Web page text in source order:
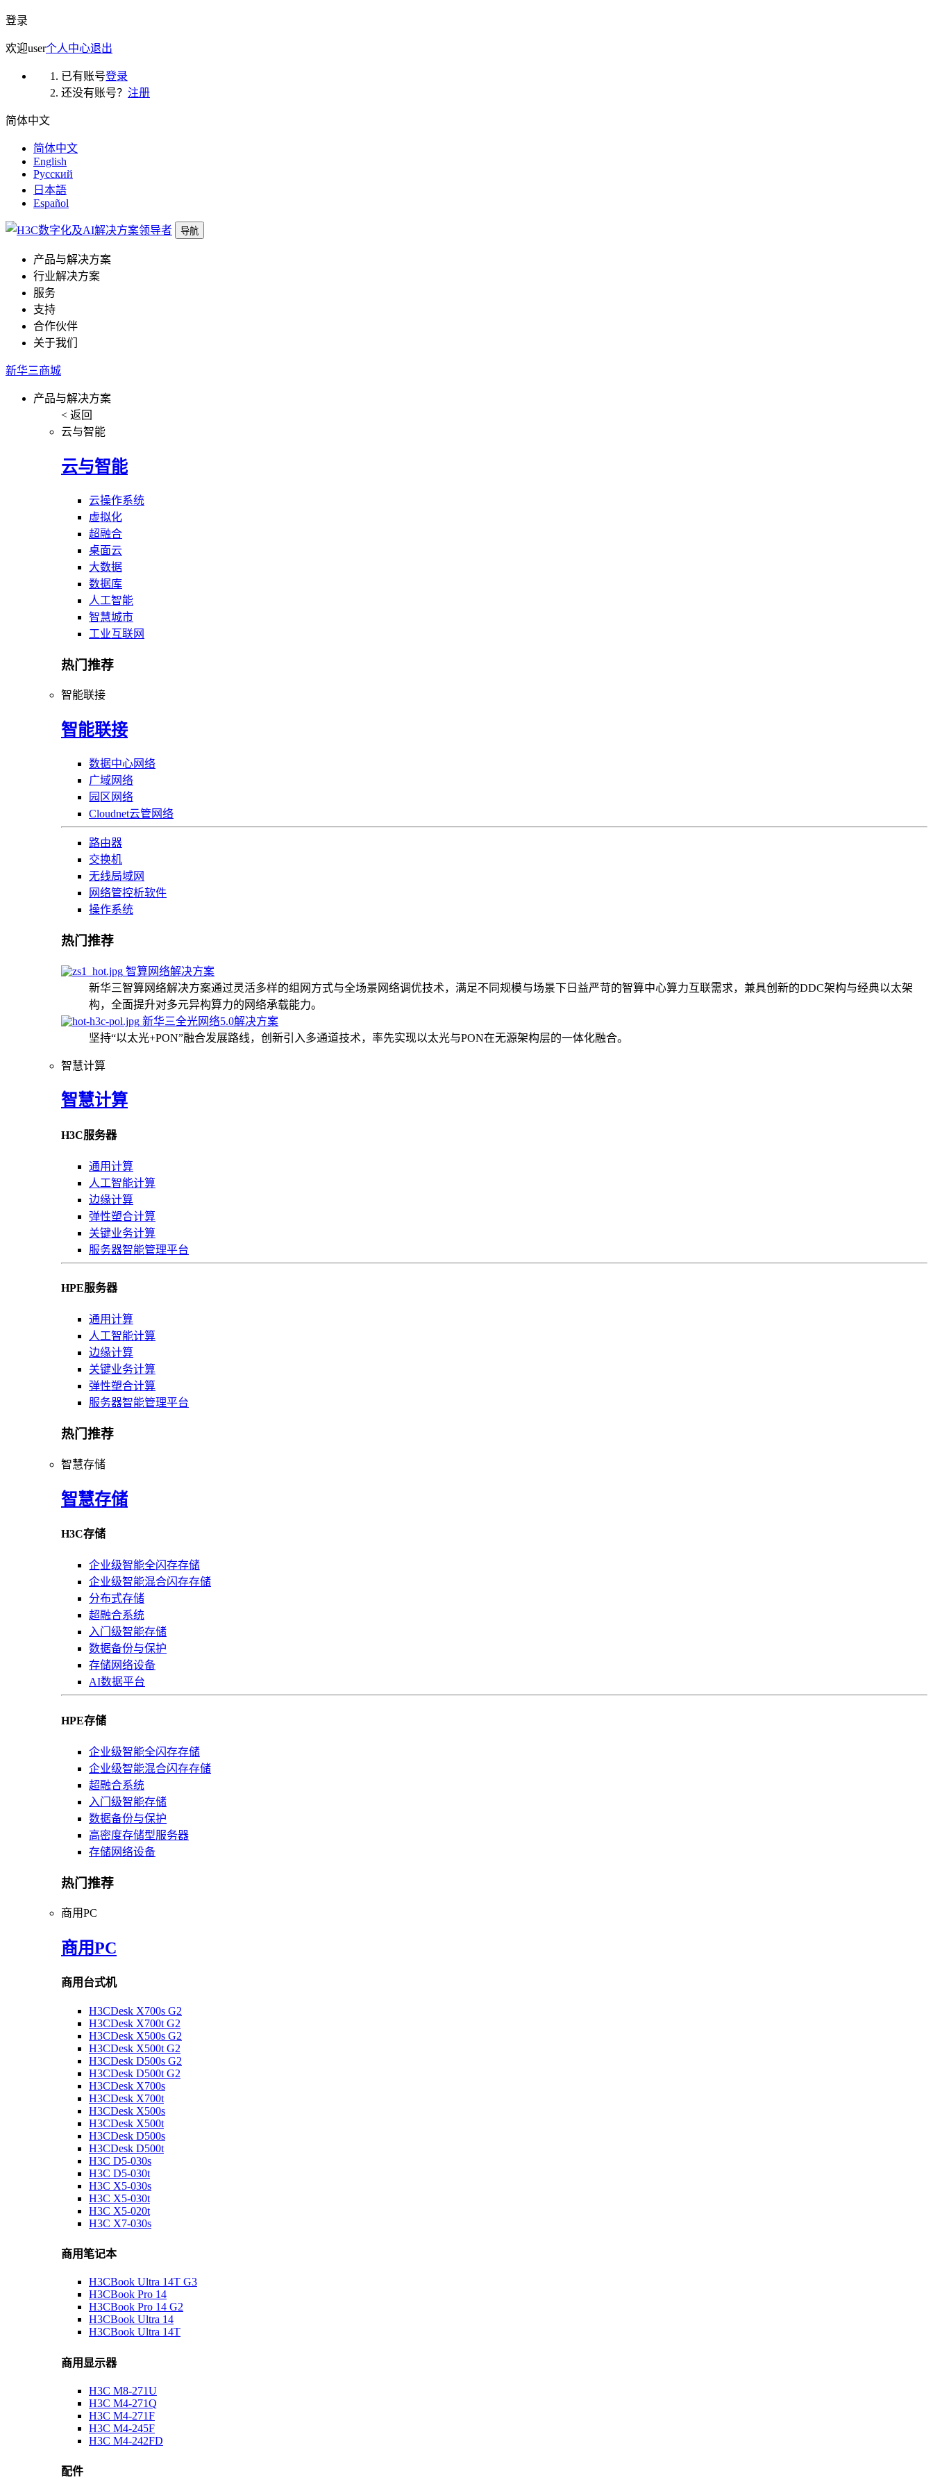
登录
欢迎user个人中心退出
已有账号登录
还没有账号？ 注册
简体中文
简体中文
English
Русский
日本語
Español
导航
产品与解决方案
行业解决方案
服务
支持
合作伙伴
关于我们
新华三商城
产品与解决方案
< 返回
云与智能
云与智能
云操作系统
虚拟化
超融合
桌面云
大数据
数据库
人工智能
智慧城市
工业互联网
热门推荐
智能联接
智能联接
数据中心网络
广域网络
园区网络
Cloudnet云管网络
路由器
交换机
无线局域网
网络管控析软件
操作系统
热门推荐
智算网络解决方案
新华三智算网络解决方案通过灵活多样的组网方式与全场景网络调优技术，满足不同规模与场景下日益严苛的智算中心算力互联需求，兼具创新的DDC架构与经典以太架
构，全面提升对多元异构算力的网络承载能力。
新华三全光网络5.0解决方案
坚持“以太光+PON”融合发展路线，创新引入多通道技术，率先实现以太光与PON在无源架构层的一体化融合。
智慧计算
智慧计算
H3C服务器
通用计算
人工智能计算
边缘计算
弹性塑合计算
关键业务计算
服务器智能管理平台
HPE服务器
通用计算
人工智能计算
边缘计算
关键业务计算
弹性塑合计算
服务器智能管理平台
热门推荐
智慧存储
智慧存储
H3C存储
企业级智能全闪存存储
企业级智能混合闪存存储
分布式存储
超融合系统
入门级智能存储
数据备份与保护
存储网络设备
AI数据平台
HPE存储
企业级智能全闪存存储
企业级智能混合闪存存储
超融合系统
入门级智能存储
数据备份与保护
高密度存储型服务器
存储网络设备
热门推荐
商用PC
商用PC
商用台式机
H3CDesk X700s G2
H3CDesk X700t G2
H3CDesk X500s G2
H3CDesk X500t G2
H3CDesk D500s G2
H3CDesk D500t G2
H3CDesk X700s
H3CDesk X700t
H3CDesk X500s
H3CDesk X500t
H3CDesk D500s
H3CDesk D500t
H3C D5-030s
H3C D5-030t
H3C X5-030s
H3C X5-030t
H3C X5-020t
H3C X7-030s
商用笔记本
H3CBook Ultra 14T G3
H3CBook Pro 14
H3CBook Pro 14 G2
H3CBook Ultra 14
H3CBook Ultra 14T
商用显示器
H3C M8-271U
H3C M4-271Q
H3C M4-271F
H3C M4-245F
H3C M4-242FD
配件